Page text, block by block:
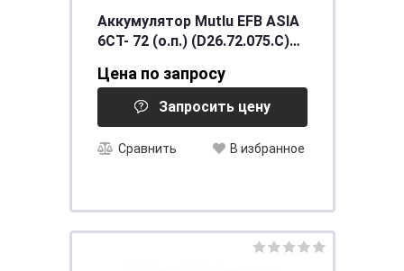
Аккумулятор Mutlu EFB ASIA
6CT- 72 (о.п.) (D26.72.075.C)
[д258ш173в225ъ]
Цена по запросу
Запросить цену
Сравнить В избранное